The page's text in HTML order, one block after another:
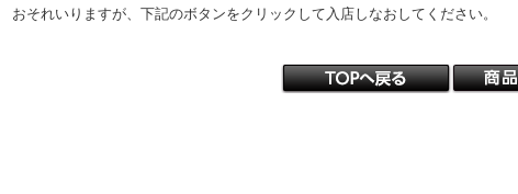
おそれいりますが、下記のボタンをクリックして入店しなおしてください。